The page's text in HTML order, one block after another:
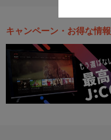
キャンペーン・お得な情報